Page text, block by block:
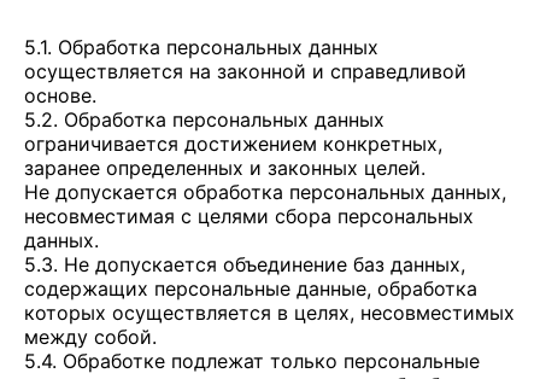
5.1. Обработка персональных данных
осуществляется на законной и справедливой
основе.
5.2. Обработка персональных данных
ограничивается достижением конкретных,
заранее определенных и законных целей.
Не допускается обработка персональных данных,
несовместимая с целями сбора персональных
данных.
5.3. Не допускается объединение баз данных,
содержащих персональные данные, обработка
которых осуществляется в целях, несовместимых
между собой.
5.4. Обработке подлежат только персональные